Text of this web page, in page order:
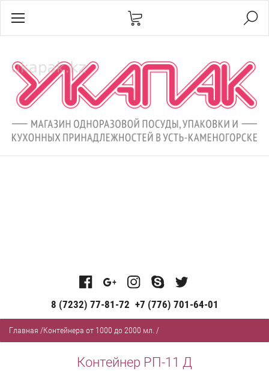
8 (7232) 77-81-72 +7 (776) 701-64-01
Главная /Контейнера от 1000 до 2000 мл. /
Контейнер РП-11 Д